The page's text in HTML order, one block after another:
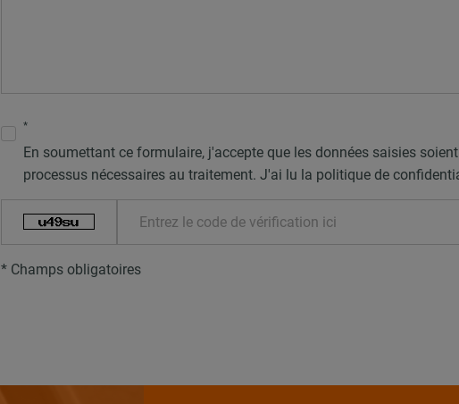
*
En soumettant ce formulaire, j'accepte que les données saisies
processus nécessaires au traitement. J'ai lu la politique de
* Champs obligatoires